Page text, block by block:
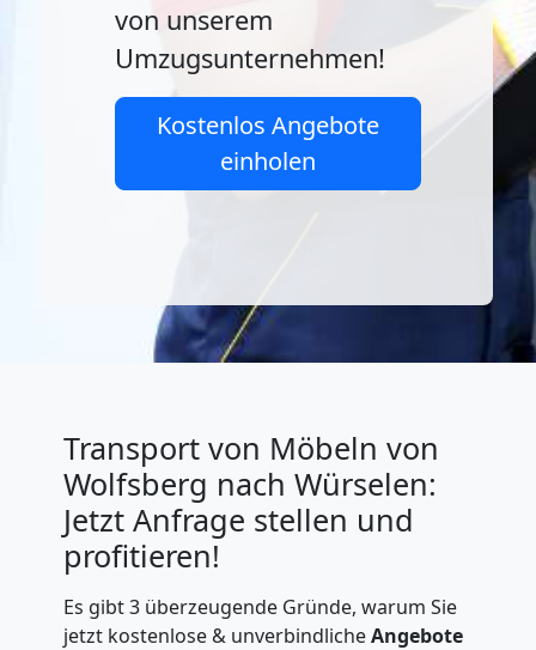
von unserem
Umzugsunternehmen!
Kostenlos Angebote
einholen
Transport von Möbeln von
Wolfsberg nach Würselen:
Jetzt Anfrage stellen und
profitieren!
Es gibt 3 überzeugende Gründe, warum Sie
jetzt kostenlose & unverbindlicheAngebote